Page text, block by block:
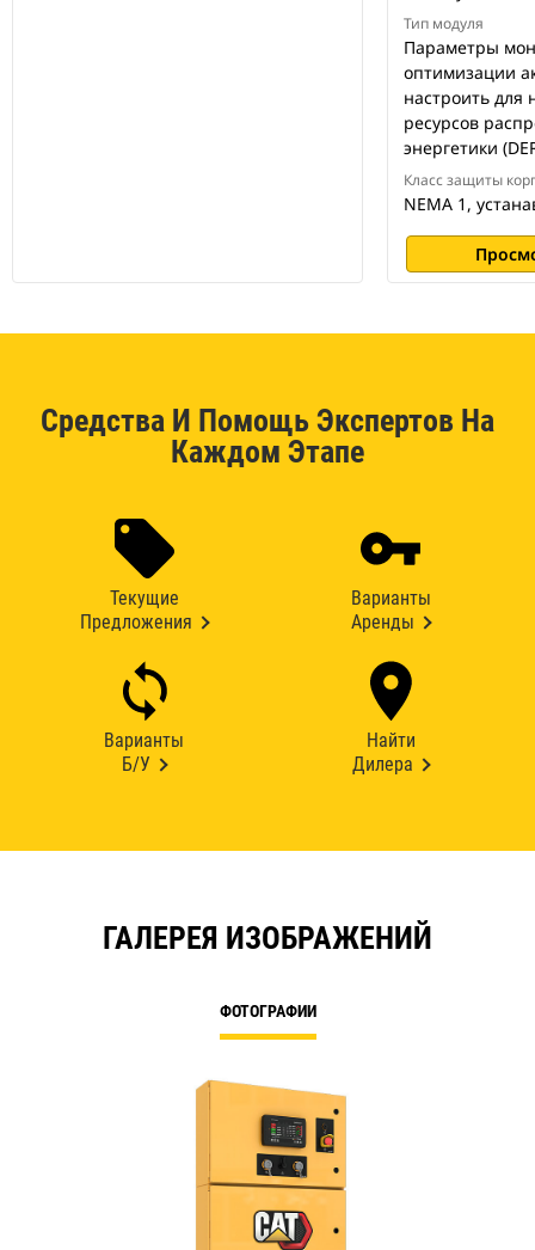
Тип модуля
Параметры
оптимизации
настроить для
ресурсов
энергетики
Класс защиты
NEMA 1,
Средства И Помощь Экспертов На
Каждом Этапе
Текущие
Предложения
Варианты
Аренды
Варианты
Б/У
Найти
Дилера
ГАЛЕРЕЯ ИЗОБРАЖЕНИЙ
ФОТОГРАФИИ